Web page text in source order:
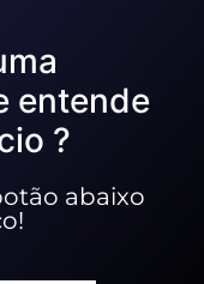
entende
?
abaixo